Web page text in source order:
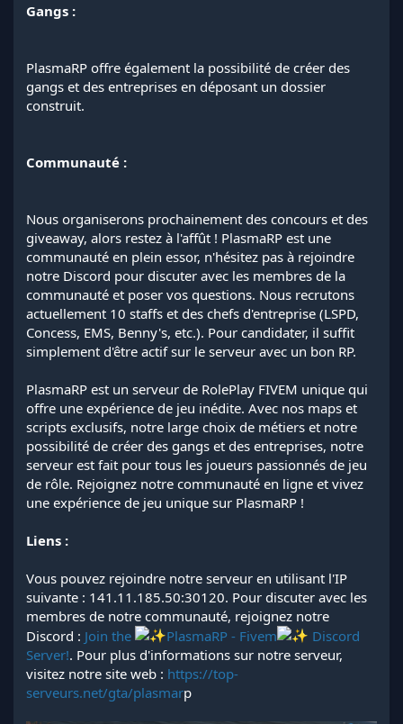
Gangs :
PlasmaRP offre également la possibilité de créer des
gangs et des entreprises en déposant un dossier
construit.
Communauté :
Nous organiserons prochainement des concours et des
giveaway, alors restez à l'affût ! PlasmaRP est une
communauté en plein essor, n'hésitez pas à rejoindre
notre Discord pour discuter avec les membres de la
communauté et poser vos questions. Nous recrutons
actuellement 10 staffs et des chefs d'entreprise (LSPD,
Concess, EMS, Benny's, etc.). Pour candidater, il suffit
simplement d'être actif sur le serveur avec un bon RP.
PlasmaRP est un serveur de RolePlay FIVEM unique qui
offre une expérience de jeu inédite. Avec nos maps et
scripts exclusifs, notre large choix de métiers et notre
possibilité de créer des gangs et des entreprises, notre
serveur est fait pour tous les joueurs passionnés de jeu
de rôle. Rejoignez notre communauté en ligne et vivez
une expérience de jeu unique sur PlasmaRP !
Liens :
Vous pouvez rejoindre notre serveur en utilisant l'IP
suivante : 141.11.185.50:30120. Pour discuter avec les
membres de notre communauté, rejoignez notre
Discord : Join the PlasmaRP - Fivem
Discord
Server!. Pour plus d'informations sur notre serveur,
visitez notre site web : https://top-
serveurs.net/gta/plasmarp